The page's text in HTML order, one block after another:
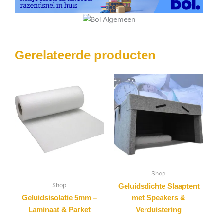
Gerelateerde producten
Shop
Geluidsisolatie 5mm –
Laminaat & Parket
Shop
Geluidsdichte Slaaptent
met Speakers &
Verduistering